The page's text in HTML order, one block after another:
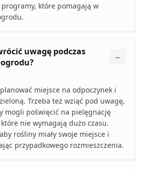
które pomagają w
uwagę podczas
miejsce na odpoczynek i
Trzeba też wziąć pod uwagę,
mogli poświęcić na pielęgnację
nie wymagają dużo czasu.
rośliny miały swoje miejsce i
przypadkowego rozmieszczenia.